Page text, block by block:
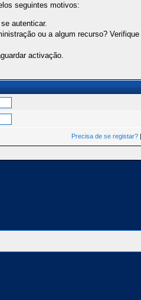
seguintes motivos:
autenticar.
ou a algum recurso?
activação.
Precisa de se registar? |